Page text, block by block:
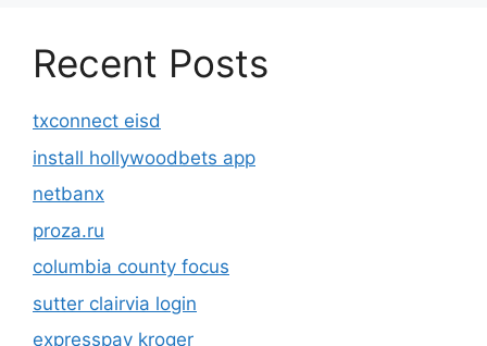
Recent Posts
txconnect eisd
install hollywoodbets app
netbanx
proza.ru
columbia county focus
sutter clairvia login
expresspay kroger